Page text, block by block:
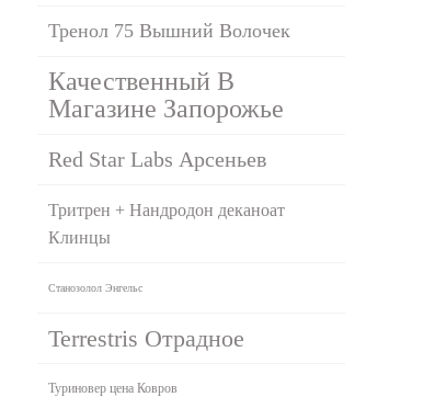
Тренол 75 Вышний Волочек
Качественный В
Магазине Запорожье
Red Star Labs Арсеньев
Тритрен + Нандродон деканоат
Клинцы
Станозолол Энгельс
Terrestris Отрадное
Туриновер цена Ковров